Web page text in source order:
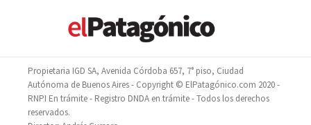
Propietaria IGD SA, Avenida Córdoba 657, 7° piso, Ciudad
Autónoma de Buenos Aires - Copyright © ElPatagónico.com 2020 -
RNPI En trámite - Registro DNDA en trámite - Todos los derechos
reservados.